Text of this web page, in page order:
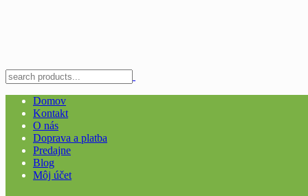
Domov
Kontakt
O nás
Doprava a platba
Predajne
Blog
Môj účet